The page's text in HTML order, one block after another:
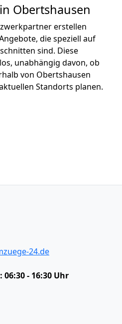
Obertshausen
erstellen
die speziell auf
sind. Diese
unabhängig davon, ob
von Obertshausen
Standorts planen.
24.de
06:30 - 16:30 Uhr